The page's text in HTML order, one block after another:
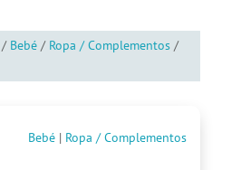
/ Bebé/ Ropa / Complementos/
Bebé | Ropa / Complementos